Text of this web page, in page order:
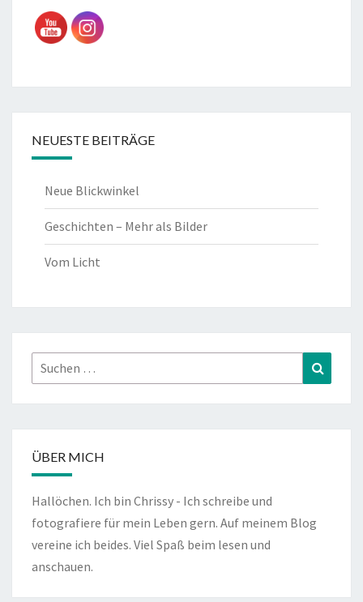
NEUESTE BEITRÄGE
Neue Blickwinkel
Geschichten – Mehr als Bilder
Vom Licht
Suchen
nach:
ÜBER MICH
Hallöchen. Ich bin Chrissy - Ich schreibe und
fotografiere für mein Leben gern. Auf meinem Blog
vereine ich beides. Viel Spaß beim lesen und
anschauen.